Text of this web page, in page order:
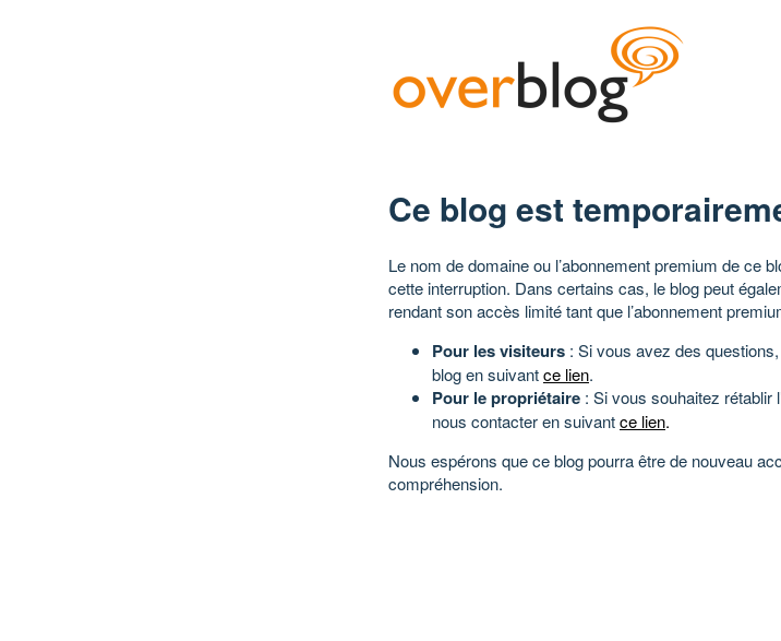
Ce blog est
Le nom de domaine ou l’abonnement premium de ce
cette interruption. Dans certains cas, le blog peut
rendant son accès limité tant que l’abonnement
Pour les visiteurs : Si vous avez des
blog en suivantce lien.
Pour le propriétaire : Si vous souhaitez rétablir
nous contacter en suivantce lien.
Nous espérons que ce blog pourra être de nouveau
compréhension.